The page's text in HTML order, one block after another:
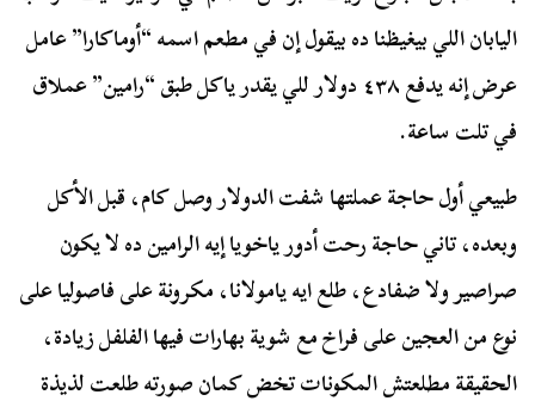
اليابان اللي بيغيظنا ده بيقول إن في مطعم اسمه “أوماكارا” عامل
عرض إنه يدفع ٤٣٨ دولار للي يقدر ياكل طبق “رامين” عملاق
في تلت ساعة.
طبيعي أول حاجة عملتها شفت الدولار وصل كام، قبل الأكل
وبعده، تاني حاجة رحت أدور ياخويا إيه الرامين ده لا يكون
صراصير ولا ضفادع، طلع ايه يامولانا، مكرونة على فاصوليا على
نوع من العجين على فراخ مع شوية بهارات فيها الفلفل زيادة،
الحقيقة مطلعتش المكونات تخض كمان صورته طلعت لذيذة